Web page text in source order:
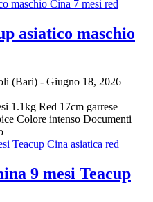
asiatico maschio
(Bari) - Giugno 18, 2026
1.1kg Red 17cm garrese
Colore intenso Documenti
9 mesi Teacup